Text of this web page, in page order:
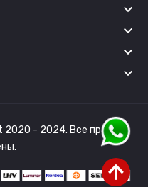
keyboard_arrow_down
keyboard_arrow_down
keyboard_arrow_down
keyboard_arrow_down
2020 - 2024. Все права